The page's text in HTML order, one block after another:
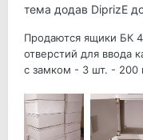
тема додав DiprizE
Продаются ящики БК
отверстий для ввода
с замком - 3 шт. - 200